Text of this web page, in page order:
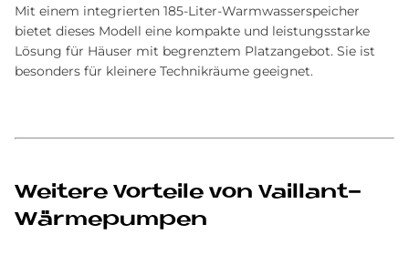
Mit einem integrierten 185-Liter-Warmwasserspeicher
bietet dieses Modell eine kompakte und leistungsstarke
Lösung für Häuser mit begrenztem Platzangebot. Sie ist
besonders für kleinere Technikräume geeignet.
Weitere Vorteile von Vaillant-
Wärmepumpen